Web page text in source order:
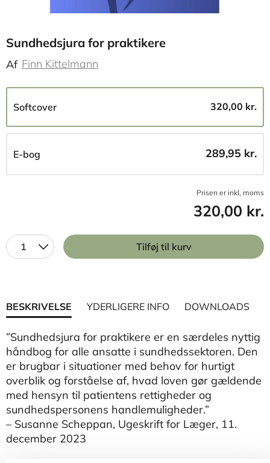
Sundhedsjura for praktikere
Af Finn Kittelmann
Softcover 320,00 kr.
E-bog 289,95 kr.
Prisen er inkl, moms
320,00 kr.
1 Tilføj til kurv
BESKRIVELSE YDERLIGERE INFO DOWNLOADS
”Sundhedsjura for praktikere er en særdeles nyttig
håndbog for alle ansatte i sundhedssektoren. Den
er brugbar i situationer med behov for hurtigt
overblik og forståelse af, hvad loven gør gældende
med hensyn til patientens rettigheder og
sundhedspersonens handlemuligheder.”
– Susanne Scheppan, Ugeskrift for Læger, 11.
december 2023